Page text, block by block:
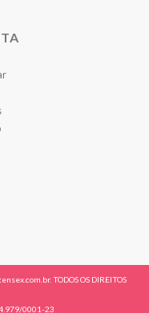
TODOS OS DIREITOS
0001-23